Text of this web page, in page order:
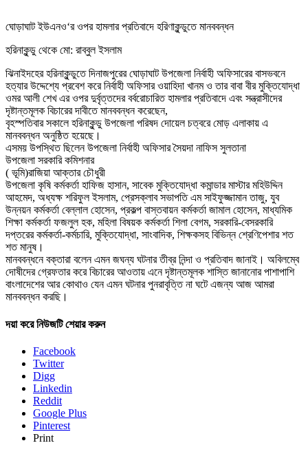
ঘোড়াঘাট ইউএনও‘র ওপর হামলার প্রতিবাদে হরিণাকুন্ডুতে মানববন্ধন
হরিনাকুন্ডু থেকে মো: রাব্বুল ইসলাম
ঝিনাইদহের হরিনাকুন্ডুতে দিনাজপুরের ঘোড়াঘাট উপজেলা নির্বাহী অফিসারের বাসভবনে
হত্যার উদ্দেশ্যে প্রবেশ করে নির্বাহী অফিসার ওয়াহিদা খানম ও তার বাবা বীর মুক্তিযোদ্ধা
ওমর আলী শেখ এর ওপর দুর্বৃত্তদের বর্বরোচারিত হামলার প্রতিবাদে এবং সন্ত্রাসীদের
দৃষ্টান্তমূলক বিচারের দাবীতে মানববন্ধন করেছেন,
বৃহস্পতিবার সকালে হরিনাকুন্ডু উপজেলা পরিষদ দোয়েল চত্বরে মোড় এলাকায় এ
মানববন্ধন অনুষ্ঠিত হয়েছে।
এসময় উপস্থিত ছিলেন উপজেলা নির্বাহী অফিসার সৈয়দা নাফিস সুলতানা
উপজেলা সরকারি কমিশনার
( ভূমি)রাজিয়া আক্তার চৌধুরী
উপজেলা কৃষি কর্মকর্তা হাফিজ হাসান, সাবেক মুক্তিযোদ্ধা কমান্ডার মাস্টার মহিউদ্দিন
আহমেদ, অধ্যক্ষ শরিফুল ইসলাম, প্রেসক্লাব সভাপতি এম সাইফুজ্জামান তাজু, যুব
উন্নয়ন কর্মকর্তা বেল্লাল হোসেন, প্রকল্প বাস্তবায়ন কর্মকর্তা জামাল হোসেন, মাধ্যমিক
শিক্ষা কর্মকর্তা ফজলুল হক, মহিলা বিষয়ক কর্মকর্তা শিলা বেগম, সরকারি-বেসরকারি
দপ্তরের কর্মকর্তা-কর্মচারি, মুক্তিযোদ্ধা, সাংবাদিক, শিক্ষকসহ বিভিন্ন শ্রেণিপেশার শত
শত মানুষ।
মানববন্ধনে বক্তারা বলেন এমন জঘন্য ঘটনার তীব্র নিন্দা ও প্রতিবাদ জানাই। অবিলম্বে
দোষীদের গ্রেফতার করে বিচারের আওতায় এনে দৃষ্টান্তমূলক শাস্তি জানানোর পাশাপাশি
বাংলাদেশের আর কোথাও যেন এমন ঘটনার পুনরাবৃত্তি না ঘটে এজন্য আজ আমরা
মানববন্ধন করছি।
দয়া করে নিউজটি শেয়ার করুন
Facebook
Twitter
Digg
Linkedin
Reddit
Google Plus
Pinterest
Print